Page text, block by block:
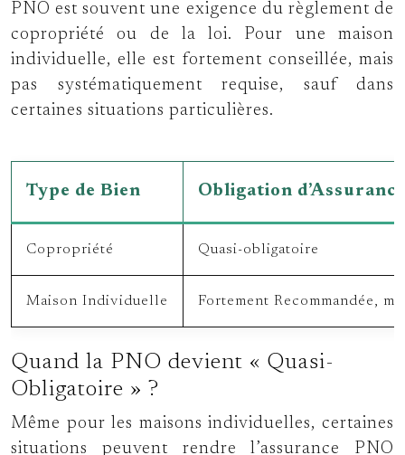
PNO est souvent une exigence du règlement de
copropriété ou de la loi. Pour une maison
individuelle, elle est fortement conseillée, mais
pas systématiquement requise, sauf dans
certaines situations particulières.
Type de Bien Obligation
Copropriété Quasi-obligatoire
Maison Individuelle Fortement Recommandée,
Quand la PNO devient « Quasi-
Obligatoire » ?
Même pour les maisons individuelles, certaines
situations peuvent rendre l’assurance PNO